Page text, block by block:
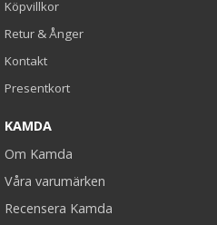
Köpvillkor
Retur & Ånger
Kontakt
Presentkort
KAMDA
Om Kamda
Våra varumärken
Recensera Kamda